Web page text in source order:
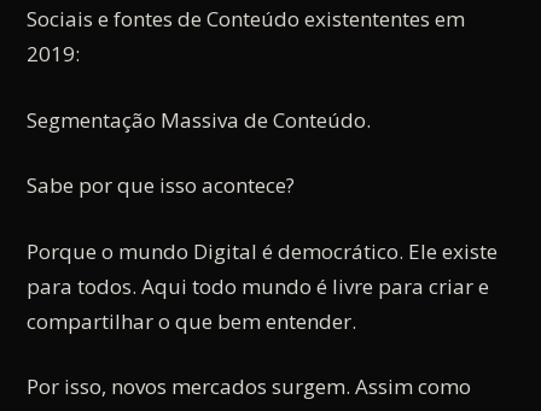
Sociais e fontes de Conteúdo existententes em
2019:
Segmentação Massiva de Conteúdo.
Sabe por que isso acontece?
Porque o mundo Digital é democrático. Ele existe
para todos. Aqui todo mundo é livre para criar e
compartilhar o que bem entender.
Por isso, novos mercados surgem. Assim como